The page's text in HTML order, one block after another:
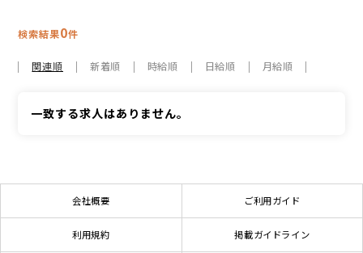
検索結果0件
関連順 新着順 時給順 日給順 月給順
一致する求人はありません。
会社概要 ご利用ガイド
利用規約 掲載ガイドライン